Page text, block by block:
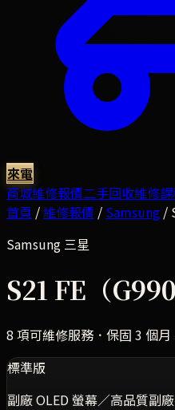
來電
商城維修報價二手回收維修
首頁 /維修報價 / Samsung /
Samsung 三星
S21 FE（G990
8 項可維修服務．保固 3 個
標準版
副廠 OLED 螢幕／高品質副